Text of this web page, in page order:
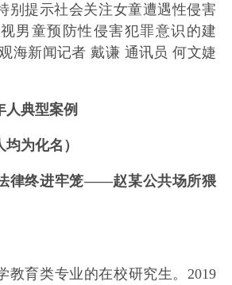
别提示社会关注女童遭遇性侵害
男童预防性侵害犯罪意识的建
海新闻记者 戴谦 通讯员 何文婕
人典型案例
均为化名）
律终进牢笼——赵某公共场所猥
教育类专业的在校研究生。2019